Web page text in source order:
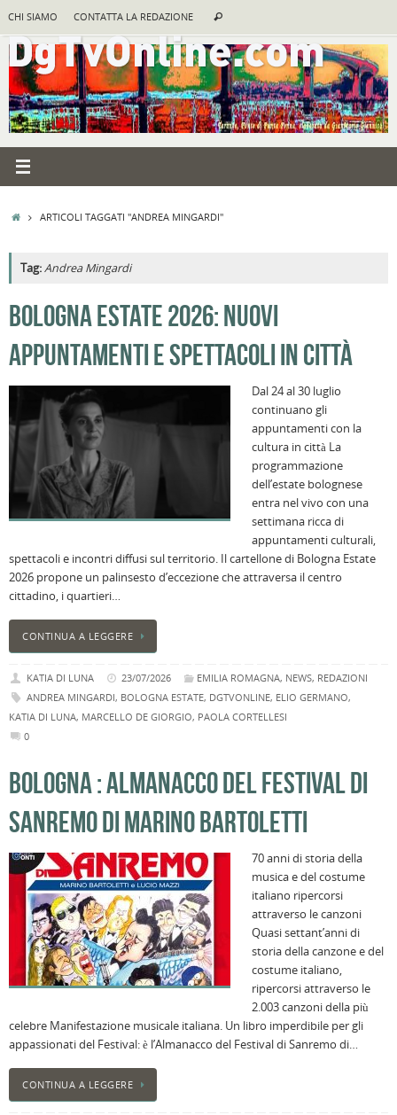
contenuto
CHI SIAMO CONTATTA LA REDAZIONE Cerca
HOMEARTICOLI TAGGATI "ANDREA MINGARDI"
Tag:Andrea Mingardi
BOLOGNA ESTATE 2026: NUOVI
APPUNTAMENTI E SPETTACOLI IN CITTÀ
Dal 24 al 30 luglio
continuano gli
appuntamenti con la
cultura in città La
programmazione
dell’estate bolognese
entra nel vivo con una
settimana ricca di
appuntamenti culturali,
spettacoli e incontri diffusi sul territorio. Il cartellone di Bologna Estate
2026 propone un palinsesto d’eccezione che attraversa il centro
cittadino, i quartieri…
CONTINUA A LEGGERE
KATIA DI LUNA 23/07/2026 EMILIA ROMAGNA, NEWS, REDAZIONI
ANDREA MINGARDI, BOLOGNA ESTATE, DGTVONLINE, ELIO GERMANO,
KATIA DI LUNA, MARCELLO DE GIORGIO, PAOLA CORTELLESI
0
BOLOGNA : ALMANACCO DEL FESTIVAL DI
SANREMO DI MARINO BARTOLETTI
70 anni di storia della
musica e del costume
italiano ripercorsi
attraverso le canzoni
Quasi settant’anni di
storia della canzone e del
costume italiano,
ripercorsi attraverso le
2.003 canzoni della più
celebre Manifestazione musicale italiana. Un libro imperdibile per gli
appassionati del Festival: è l’Almanacco del Festival di Sanremo di…
CONTINUA A LEGGERE